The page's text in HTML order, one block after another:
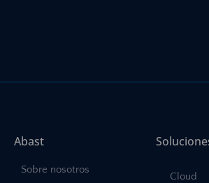
Abast
Sobre nosotros
Cloud